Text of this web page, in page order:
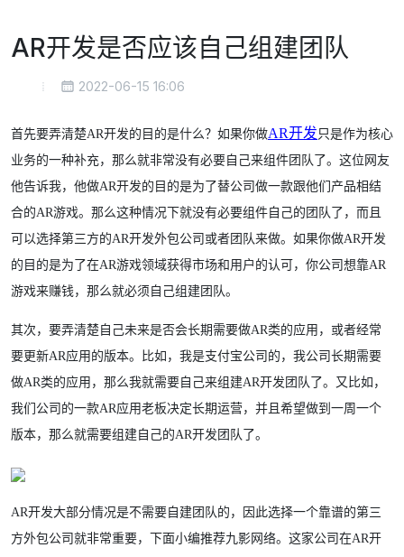
AR开发是否应该自己组建团队
2022-06-15 16:06
首先要弄清楚AR开发的目的是什么？如果你做AR开发 只是作为核心
业务的一种补充，那么就非常没有必要自己来组件团队了。这位网友
他告诉我，他做AR开发的目的是为了替公司做一款跟他们产品相结
合的AR游戏。那么这种情况下就没有必要组件自己的团队了，而且
可以选择第三方的AR开发外包公司或者团队来做。如果你做AR开发
的目的是为了在AR游戏领域获得市场和用户的认可，你公司想靠AR
游戏来赚钱，那么就必须自己组建团队。
其次，要弄清楚自己未来是否会长期需要做AR类的应用，或者经常
要更新AR应用的版本。比如，我是支付宝公司的，我公司长期需要
做AR类的应用，那么我就需要自己来组建AR开发团队了。又比如，
我们公司的一款AR应用老板决定长期运营，并且希望做到一周一个
版本，那么就需要组建自己的AR开发团队了。
AR开发大部分情况是不需要自建团队的，因此选择一个靠谱的第三
方外包公司就非常重要，下面小编推荐九影网络。这家公司在AR开